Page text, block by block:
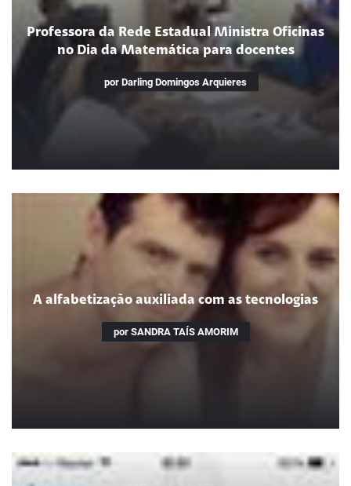
Como entrei no mundo da leitura
Professora da Rede Estadual Ministra Oficinas
no Dia da Matemática para docentes
por Darling Domingos Arquieres
Professora da Rede Estadual
Ministra Oficinas no Dia da
Matemática para docentes
No Rio de Janeiro, ações de formação comemoram data
A alfabetização auxiliada com as tecnologias
por SANDRA TAÍS AMORIM